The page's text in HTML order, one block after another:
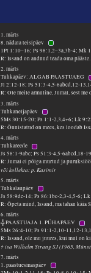
1. märts
8. nädala teisipäev
1Pt 1:10–16; Ps 98:1,2–3a,3b-4; Mk
R: Issand on andnud teada oma pääste.
2. märts
Tuhkapäev: ALGAB PAASTUAEG
Jl 2:12-18; Ps 51:3-4,5-6abcd,12-
R: Ole meile armuline, Jumal, sest me
3. märts
Tuhkaneljapäev
5Ms 30:15-20; Ps 1:1-2,3,4+6; Lk
R: Õnnistatud on mees, kes loodab
4. märts
Tuhkareede
Js 58:1-9abc; Ps 51:3-4,5-6abcd,18-
R: Jumal ei põlga murtud ja
või kollekta: p. Kasimir
5. märts
Tuhkalaupäev
Js 58:9de-14; Ps 86:1bc-2,3-4,5-6;
R: Õpeta mind, Issand, ma tahan käia
6. märts
╬ PAASTUAJA 1. PÜHAPÄEV
5Ms 26:4-10; Ps 91:1-2,10-11,12-
R: Issand, ole mu juures, kui mul on
† isa Wilhelm Strang SJ (1965,
7. märts
1. paastuesmaspäev